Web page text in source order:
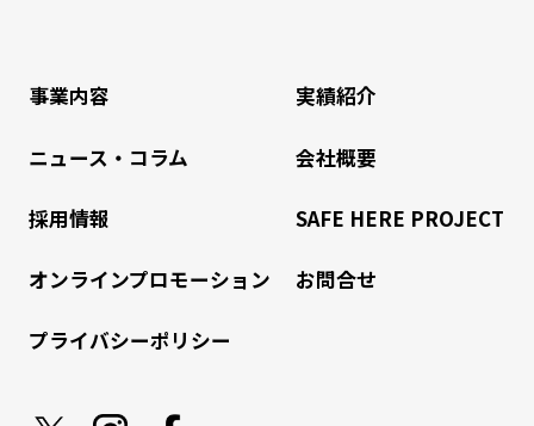
事業内容 実績紹介
ニュース・コラム 会社概要
採用情報 SAFE HERE PROJECT
オンラインプロモーション お問合せ
プライバシーポリシー